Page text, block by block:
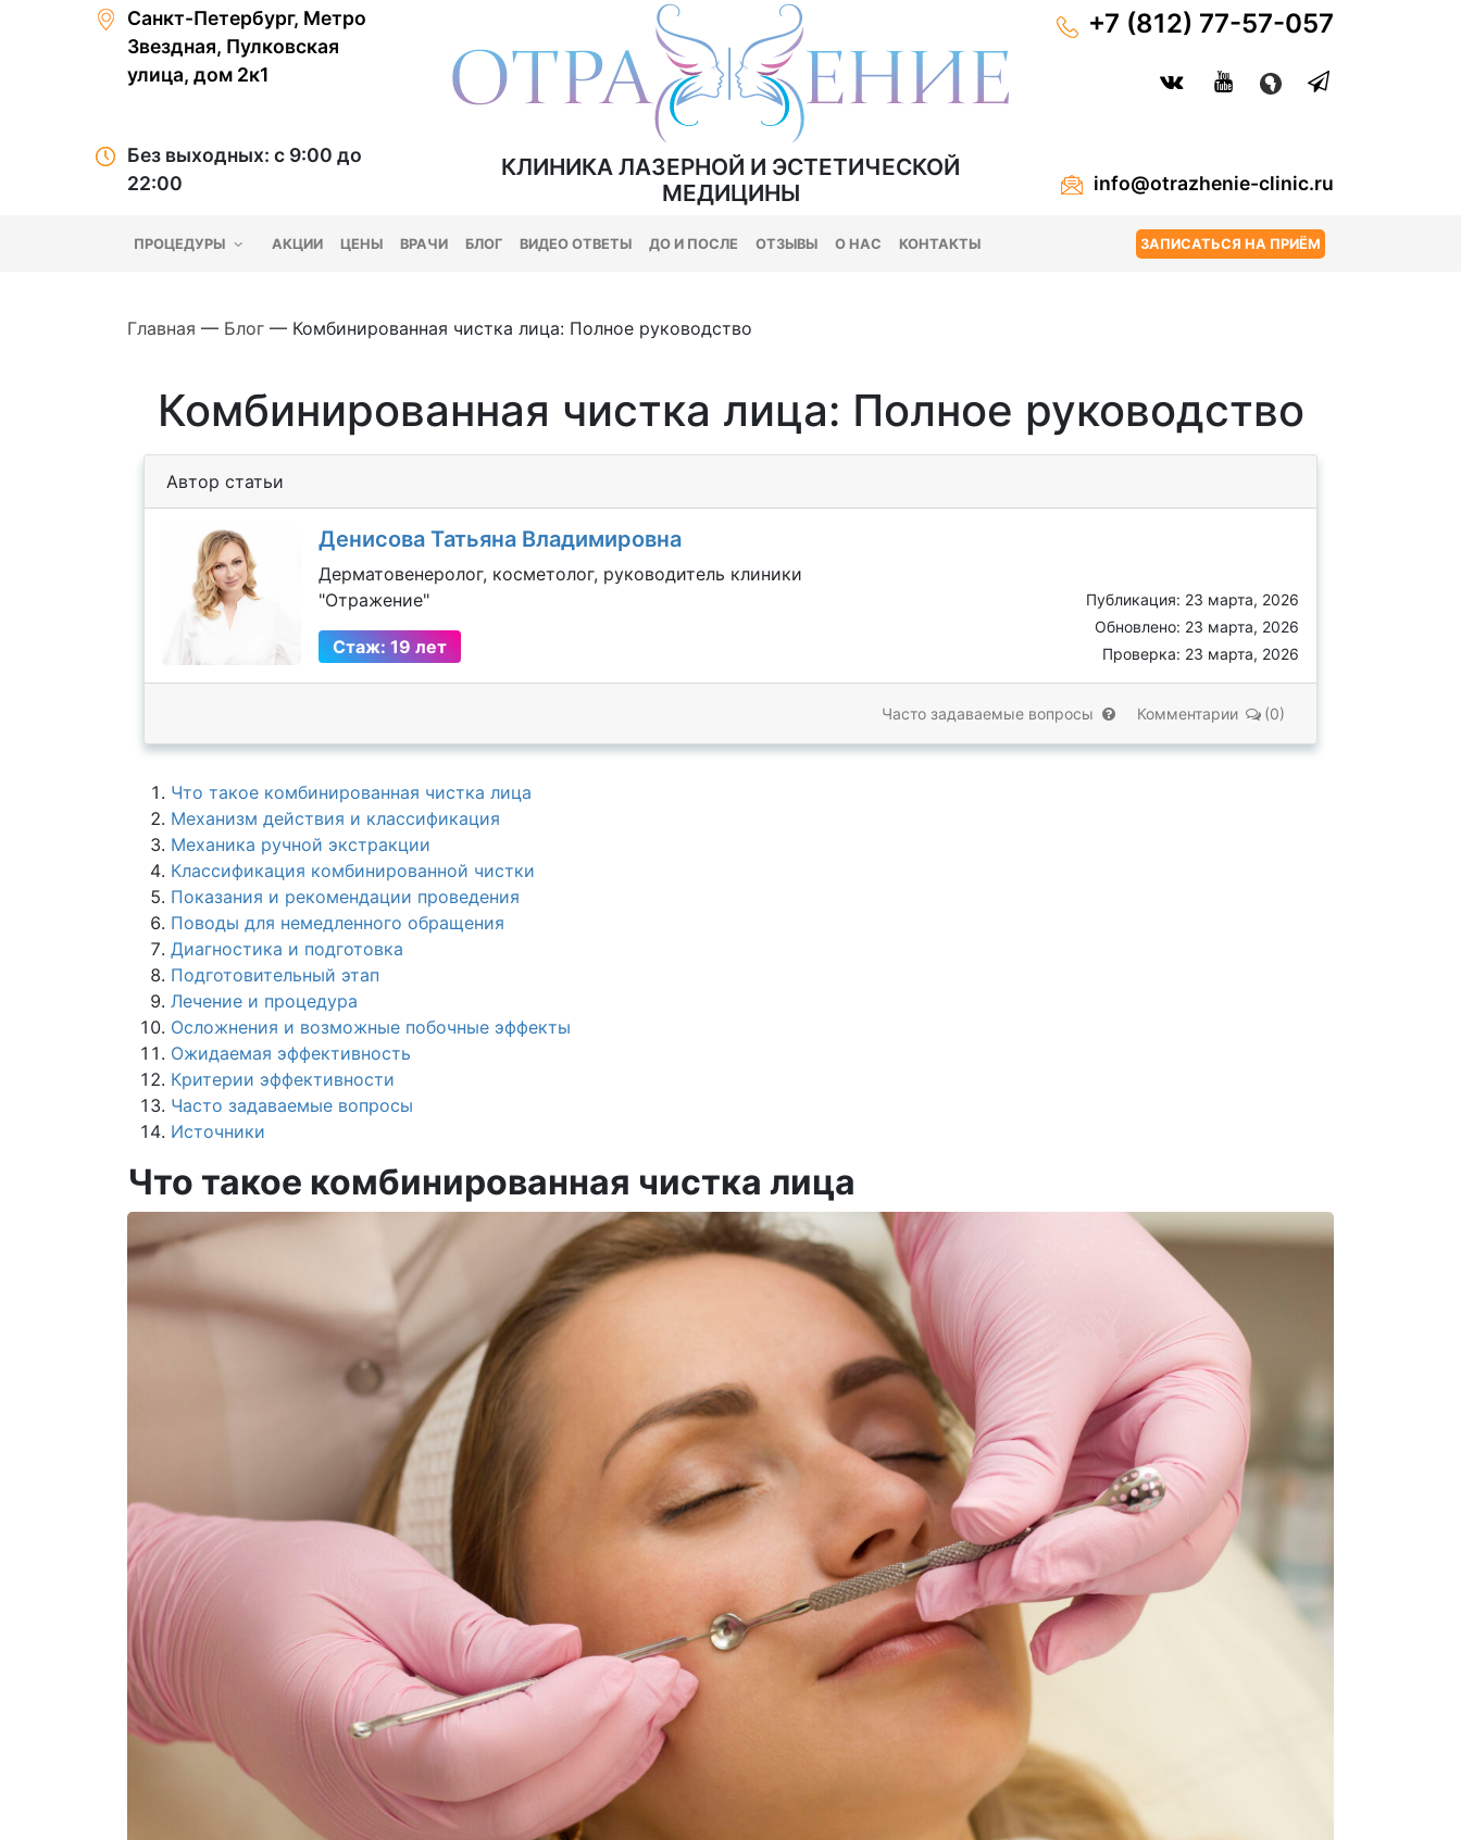
Санкт-Петербург, Метро
Звездная, Пулковская
улица, дом 2к1
Без выходных: с 9:00 до
22:00
КЛИНИКА ЛАЗЕРНОЙ И ЭСТЕТИЧЕСКОЙ
МЕДИЦИНЫ
+7 (812) 77-57-057
info@otrazhenie-clinic.ru
ПРОЦЕДУРЫ АКЦИИ ЦЕНЫ ВРАЧИ БЛОГ ВИДЕО ОТВЕТЫ ДО И ПОСЛЕ ОТЗЫВЫ О НАС КОНТАКТЫ ЗАПИСАТЬСЯ НА ПРИЁМ
Главная — Блог — Комбинированная чистка лица: Полное руководство
Комбинированная чистка лица: Полное руководство
Автор статьи
Денисова Татьяна Владимировна
Дерматовенеролог, косметолог, руководитель клиники
"Отражение"
Стаж: 19 лет
Публикация: 23 марта, 2026
Обновлено: 23 марта, 2026
Проверка: 23 марта, 2026
Часто задаваемые вопросы Комментарии (0)
Что такое комбинированная чистка лица
Механизм действия и классификация
Механика ручной экстракции
Классификация комбинированной чистки
Показания и рекомендации проведения
Поводы для немедленного обращения
Диагностика и подготовка
Подготовительный этап
Лечение и процедура
Осложнения и возможные побочные эффекты
Ожидаемая эффективность
Критерии эффективности
Часто задаваемые вопросы
Источники
Что такое комбинированная чистка лица